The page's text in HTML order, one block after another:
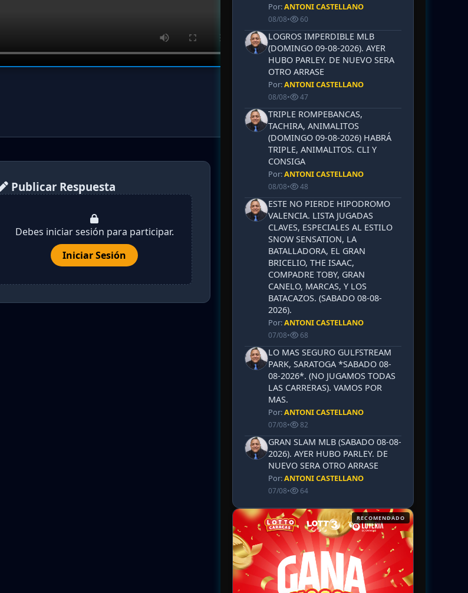
Publicar Respuesta
Debes iniciar sesión para participar.
Iniciar Sesión
Por:ANTONI CASTELLANO
08/08• 60
LOGROS IMPERDIBLE MLB
(DOMINGO 09-08-2026). AYER
HUBO PARLEY. DE NUEVO SERA
OTRO ARRASE
Por:ANTONI CASTELLANO
08/08• 47
TRIPLE ROMPEBANCAS,
TACHIRA, ANIMALITOS
(DOMINGO 09-08-2026) HABRÁ
TRIPLE, ANIMALITOS. CLI Y
CONSIGA
Por:ANTONI CASTELLANO
08/08• 48
ESTE NO PIERDE HIPODROMO
VALENCIA. LISTA JUGADAS
CLAVES, ESPECIALES AL ESTILO
SNOW SENSATION, LA
BATALLADORA, EL GRAN
BRICELIO, THE ISAAC,
COMPADRE TOBY, GRAN
CANELO, MARCAS, Y LOS
BATACAZOS. (SABADO 08-08-
2026).
Por:ANTONI CASTELLANO
07/08• 68
LO MAS SEGURO GULFSTREAM
PARK, SARATOGA *SABADO 08-
08-2026*. (NO JUGAMOS TODAS
LAS CARRERAS). VAMOS POR
MAS.
Por:ANTONI CASTELLANO
07/08• 82
GRAN SLAM MLB (SABADO 08-08-
2026). AYER HUBO PARLEY. DE
NUEVO SERA OTRO ARRASE
Por:ANTONI CASTELLANO
07/08• 64
RECOMENDADO